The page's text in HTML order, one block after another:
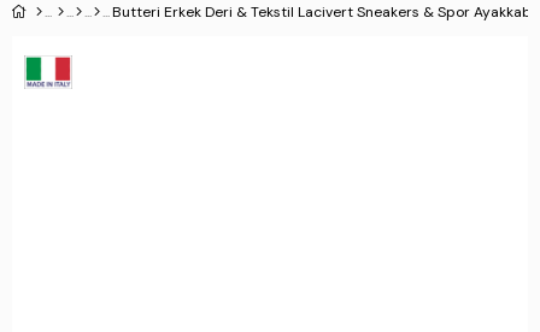
Butteri Erkek Deri & Tekstil Lacivert Sneakers & Spor Ayakkabı